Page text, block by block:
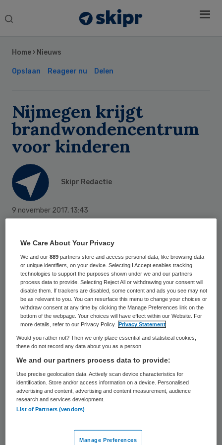
Search
Home › Nieuws
Opslaan Reageer nu Delen
Nijmegen krijgt
brandwondencentrum
voor kinderen
Skipr Redactie
9 november 2017, 13:43
Het Amalia kinderziekenhuis in Nijmegen
opent een brandwondencentrum speciaal
voor kinderen. In het centrum kunnen ook
kinderen terecht die behalve brandwonden
meer ernstige letsels hebben opgelopen,
bijvoorbeeld bij een verkeersongeluk. Tot nu
toe had alleen het Rode Kruis Ziekenhuis in
Beverwijk een gespecialiseerde
kinderbrandwondenafdeling, aldus een
woordvoerster van het Amalia, onderdeel
van het academische ziekenhuis
Nijmegen gaat kinderen uit de oostelijke
Sidebar
We Care About Your Privacy
We and our889 partners store and access personal data, like browsing data
or unique identifiers, on your device. Selecting I Accept enables tracking
technologies to support the purposes shown under we and our partners
process data to provide. Selecting Reject All or withdrawing your consent will
disable them. If trackers are disabled, some content and ads you see may not
be as relevant to you. You can resurface this menu to change your choices or
withdraw consent at any time by clicking the Manage Preferences link on the
bottom of the webpage. Your choices will have effect within our Website. For
more details, refer to our Privacy Policy.
Privacy Statement
Would you rather not? Then we only place essential and statistical cookies,
these do not record any data about you as a person
We and our partners process data to provide:
Use precise geolocation data. Actively scan device characteristics for
identification. Store and/or access information on a device. Personalised
advertising and content, advertising and content measurement, audience
research and services development.
List of Partners (vendors)
Manage Preferences